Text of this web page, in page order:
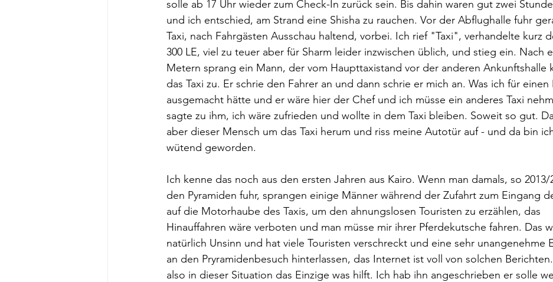
solle ab 17 Uhr wieder zum Check-In zurück sein. Bis dahin waren gut zwei
und ich entschied, am Strand eine Shisha zu rauchen. Vor der Abflughalle fuhr
Taxi, nach Fahrgästen Ausschau haltend, vorbei. Ich rief "Taxi", verhandelte kurz
300 LE, viel zu teuer aber für Sharm leider inzwischen üblich, und stieg ein. Nach
Metern sprang ein Mann, der vom Haupttaxistand vor der anderen Ankunftshalle
das Taxi zu. Er schrie den Fahrer an und dann schrie er mich an. Was ich für einen
ausgemacht hätte und er wäre hier der Chef und ich müsse ein anderes Taxi
sagte zu ihm, ich wäre zufrieden und wollte in dem Taxi bleiben. Soweit so gut.
aber dieser Mensch um das Taxi herum und riss meine Autotür auf - und da bin
wütend geworden.
Ich kenne das noch aus den ersten Jahren aus Kairo. Wenn man damals, so 2013/
den Pyramiden fuhr, sprangen einige Männer während der Zufahrt zum Eingang
auf die Motorhaube des Taxis, um den ahnungslosen Touristen zu erzählen, das
Hinauffahren wäre verboten und man müsse mir ihrer Pferdekutsche fahren. Das
natürlich Unsinn und hat viele Touristen verschreckt und eine sehr unangenehme
an den Pryramidenbesuch hinterlassen, das Internet ist voll von solchen
also in dieser Situation das Einzige was hilft. Ich hab ihn angeschrieben er solle